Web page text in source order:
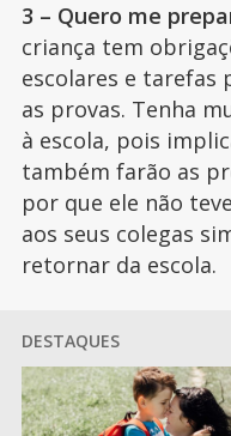
3 – Quero me
criança tem
escolares e tarefas
as provas. Tenha
à escola, pois
também farão as
por que ele não
aos seus colegas
retornar da escola.
DESTAQUES